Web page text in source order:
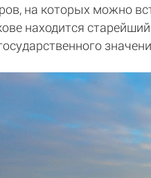
на которых можно
находится